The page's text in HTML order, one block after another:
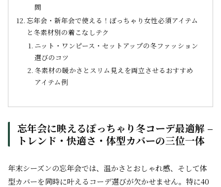
問
忘年会・新年会で使える！ぽっちゃり女性必須アイテム
と冬素材別の着こなしテク
ニット・ワンピース・セットアップの冬ファッション
選びのコツ
冬素材の暖かさとスリム見えを両立させるおすすめ
アイテム例
忘年会に映えるぽっちゃり冬コーデ最適解 –
トレンド・快適さ・体型カバーの三位一体
年末シーズンの忘年会では、温かさとおしゃれ感、そして体
型カバーを同時に叶えるコーデ選びが欠かせません。特に40